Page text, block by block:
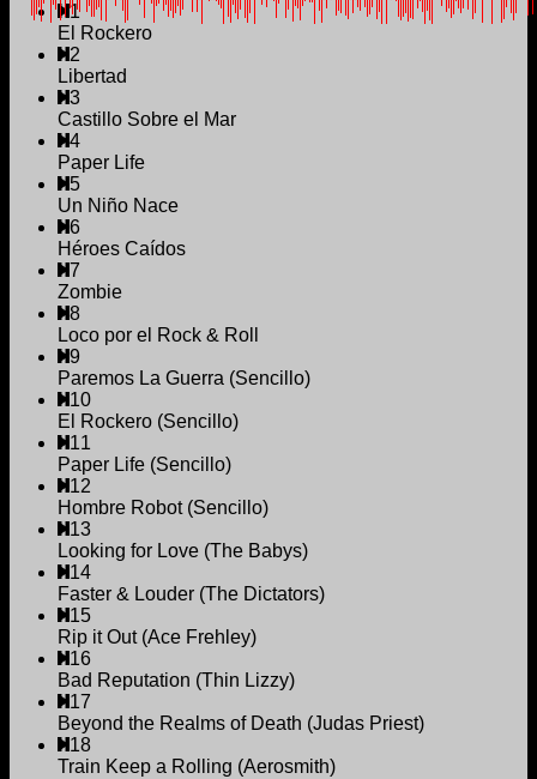
1
El Rockero
2
Libertad
3
Castillo Sobre el Mar
4
Paper Life
5
Un Niño Nace
6
Héroes Caídos
7
Zombie
8
Loco por el Rock & Roll
9
Paremos La Guerra (Sencillo)
10
El Rockero (Sencillo)
11
Paper Life (Sencillo)
12
Hombre Robot (Sencillo)
13
Looking for Love (The Babys)
14
Faster & Louder (The Dictators)
15
Rip it Out (Ace Frehley)
16
Bad Reputation (Thin Lizzy)
17
Beyond the Realms of Death (Judas Priest)
18
Train Keep a Rolling (Aerosmith)